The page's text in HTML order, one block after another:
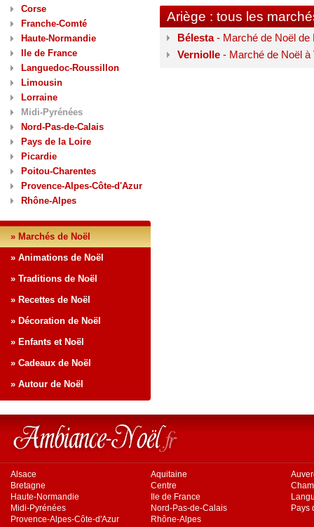
Corse
Franche-Comté
Haute-Normandie
Ile de France
Languedoc-Roussillon
Limousin
Lorraine
Midi-Pyrénées
Nord-Pas-de-Calais
Pays de la Loire
Picardie
Poitou-Charentes
Provence-Alpes-Côte-d'Azur
Rhône-Alpes
» Marchés de Noël
» Animations de Noël
» Traditions de Noël
» Recettes de Noël
» Décoration de Noël
» Enfants et Noël
» Cadeaux de Noël
» Autour de Noël
Ariège : tous les
Bélesta- Marché de Noël de
Verniolle - Marché de Noël à
Alsace Aquitaine
Bretagne
Centre
Haute-Normandie
Ile de France
Midi-Pyrénées
Nord-Pas-de-Calais
Pays
Provence-Alpes-Côte-d'Azur
Rhône-Alpes